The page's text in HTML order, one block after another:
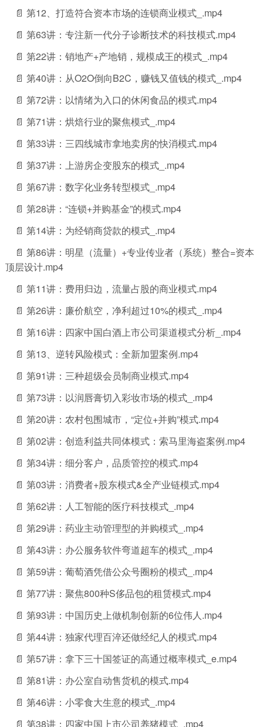
📄 第12、打造符合资本市场的连锁商业模式_.mp4
📄 第63讲：专注新一代分子诊断技术的科技模式.mp4
📄 第22讲：销地产+产地销，规模成王的模式_.mp4
📄 第40讲：从O2O倒向B2C，赚钱又值钱的模式_.mp4
📄 第72讲：以情绪为入口的休闲食品的模式.mp4
📄 第71讲：烘焙行业的聚焦模式_.mp4
📄 第33讲：三四线城市拿地卖房的快消模式.mp4
📄 第37讲：上游房企变股东的模式_.mp4
📄 第67讲：数字化业务转型模式_.mp4
📄 第28讲：“连锁+并购基金”的模式.mp4
📄 第14讲：为经销商贷款的模式_.mp4
📄 第86讲：明星（流量）+专业传业者（系统）整合=资本
顶层设计.mp4
📄 第11讲：费用归边，流量占股的商业模式.mp4
📄 第26讲：廉价航空，净利超过10%的模式_.mp4
📄 第16讲：四家中国白酒上市公司渠道模式分析_.mp4
📄 第13、逆转风险模式：全新加盟案例.mp4
📄 第91讲：三种超级会员制商业模式.mp4
📄 第73讲：以润唇膏切入彩妆市场的模式_.mp4
📄 第20讲：农村包围城市，“定位+并购”模式.mp4
📄 第02讲：创造利益共同体模式：索马里海盗案例.mp4
📄 第34讲：细分客户，品质管控的模式.mp4
📄 第03讲：消费者+股东模式&全产业链模式.mp4
📄 第62讲：人工智能的医疗科技模式_.mp4
📄 第29讲：药业主动管理型的并购模式_.mp4
📄 第43讲：办公服务软件弯道超车的模式_.mp4
📄 第59讲：葡萄酒凭借公众号圈粉的模式_.mp4
📄 第77讲：聚焦800种S侈品包的租赁模式.mp4
📄 第93讲：中国历史上做机制创新的6位伟人.mp4
📄 第44讲：独家代理百淬还做经纪人的模式.mp4
📄 第57讲：拿下三十国签证的高通过概率模式_e.mp4
📄 第81讲：办公室自动售货机的模式.mp4
📄 第46讲：小零食大生意的模式_.mp4
📄 第38讲：四家中国上市公司养猪模式_.mp4